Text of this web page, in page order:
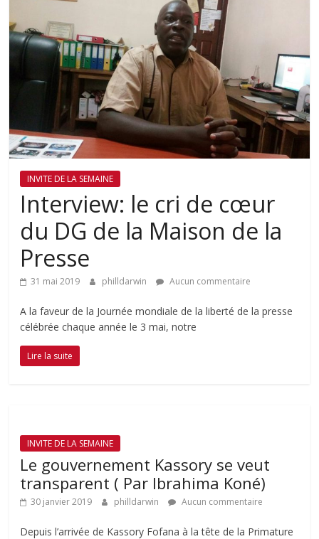
INVITE DE LA SEMAINE
Interview: le cri de cœur
du DG de la Maison de la
Presse
31 mai 2019 philldarwin Aucun commentaire
A la faveur de la Journée mondiale de la liberté de la presse
célébrée chaque année le 3 mai, notre
Lire la suite
INVITE DE LA SEMAINE
Le gouvernement Kassory se veut
transparent ( Par Ibrahima Koné)
30 janvier 2019 philldarwin Aucun commentaire
Depuis l’arrivée de Kassory Fofana à la tête de la Primature